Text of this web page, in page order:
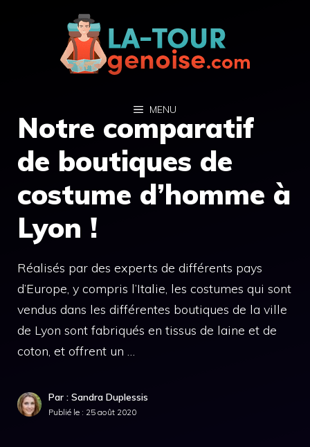
MENU
Notre comparatif
de boutiques de
costume d’homme à
Lyon !
Réalisés par des experts de différents pays
d’Europe, y compris l’Italie, les costumes qui sont
vendus dans les différentes boutiques de la ville
de Lyon sont fabriqués en tissus de laine et de
coton, et offrent un …
Par : Sandra Duplessis
Publié le : 25 août 2020